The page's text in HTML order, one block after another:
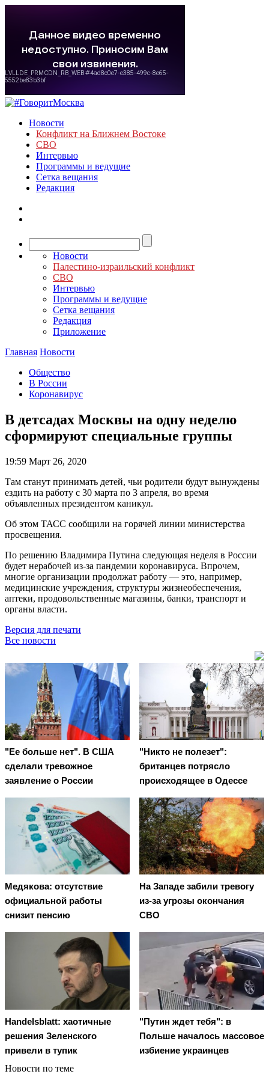
Новости
Конфликт на Ближнем Востоке
СВО
Интервью
Программы и ведущие
Сетка вещания
Редакция
Новости
Палестино-израильский конфликт
СВО
Интервью
Программы и ведущие
Сетка вещания
Редакция
Приложение
Главная Новости
Общество
В России
Коронавирус
В детсадах Москвы на одну неделю
сформируют специальные группы
19:59 Март 26, 2020
Там станут принимать детей, чьи родители будут вынуждены
ездить на работу с 30 марта по 3 апреля, во время
объявленных президентом каникул.
Об этом ТАСС сообщили на горячей линии министерства
просвещения.
По решению Владимира Путина следующая неделя в России
будет нерабочей из-за пандемии коронавируса. Впрочем,
многие организации продолжат работу — это, например,
медицинские учреждения, структуры жизнеобеспечения,
аптеки, продовольственные магазины, банки, транспорт и
органы власти.
Версия для печати
Все новости
"Ее больше нет". В США
сделали тревожное
заявление о России
"Никто не полезет":
британцев потрясло
происходящее в Одессе
Медякова: отсутствие
официальной работы
снизит пенсию
На Западе забили тревогу
из-за угрозы окончания
СВО
Handelsblatt: хаотичные
решения Зеленского
привели в тупик
"Путин ждет тебя": в
Польше началось массовое
избиение украинцев
Новости по теме